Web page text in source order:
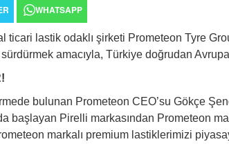
WHATSAPP
ticari lastik odaklı şirketi Prometeon Tyre
amacıyla, Türkiye doğrudan
bulunan Prometeon CEO’su Gökçe
başlayan Pirelli markasından Prometeon
markalı premium lastiklerimizi